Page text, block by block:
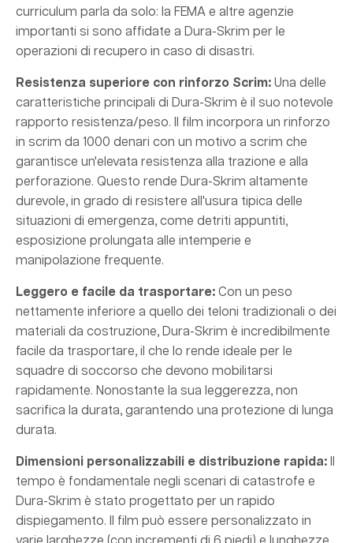
curriculum parla da solo: la FEMA e altre agenzie
importanti si sono affidate a Dura-Skrim per le
operazioni di recupero in caso di disastri.
Resistenza superiore con rinforzo Scrim: Una delle
caratteristiche principali di Dura-Skrim è il suo notevole
rapporto resistenza/peso. Il film incorpora un rinforzo
in scrim da 1000 denari con un motivo a scrim che
garantisce un'elevata resistenza alla trazione e alla
perforazione. Questo rende Dura-Skrim altamente
durevole, in grado di resistere all'usura tipica delle
situazioni di emergenza, come detriti appuntiti,
esposizione prolungata alle intemperie e
manipolazione frequente.
Leggero e facile da trasportare: Con un peso
nettamente inferiore a quello dei teloni tradizionali o dei
materiali da costruzione, Dura-Skrim è incredibilmente
facile da trasportare, il che lo rende ideale per le
squadre di soccorso che devono mobilitarsi
rapidamente. Nonostante la sua leggerezza, non
sacrifica la durata, garantendo una protezione di lunga
durata.
Dimensioni personalizzabili e distribuzione rapida:
tempo è fondamentale negli scenari di catastrofe e
Dura-Skrim è stato progettato per un rapido
dispiegamento. Il film può essere personalizzato in